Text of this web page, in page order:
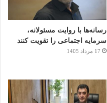
رسانه‌ها با روایت مسئولانه،
سرمایه اجتماعی را تقویت کنند
17 مرداد 1405